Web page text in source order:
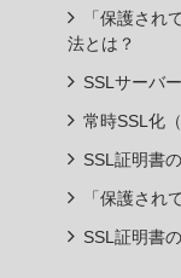
「保護され
法とは？
SSLサーバ
常時SSL化
SSL証明書
「保護され
SSL証明書